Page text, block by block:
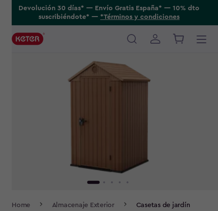
Devolución 30 días* ---- Envío Gratis España* ---- 10% dto
suscribiéndote* ---- *Términos y condiciones
Main
Home Almacenaje Exterior Casetas de jardín